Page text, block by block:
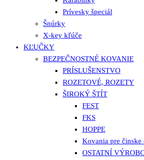
Prívesky špeciál
Šnúrky
X-key kľúče
KĽUČKY
BEZPEČNOSTNÉ KOVANIE
PRÍSLUŠENSTVO
ROZETOVÉ, ROZETY
ŠIROKÝ ŠTÍT
FEST
FKS
HOPPE
Kovania pre činske
OSTATNÍ